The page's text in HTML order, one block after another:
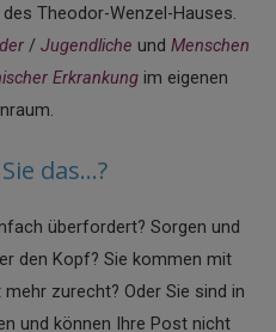
des Theodor-Wenzel-Hauses.
/ Jugendliche und Menschen
Erkrankungim eigenen
das…?
überfordert? Sorgen und
den Kopf? Sie kommen mit
zurecht? Oder Sie sind in
und können Ihre Post nicht